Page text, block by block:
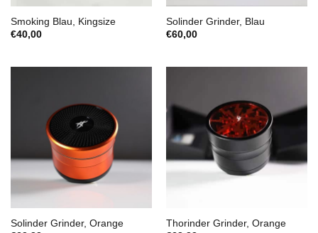
Smoking Blau, Kingsize
€40,00
Solinder Grinder, Blau
€60,00
Solinder Grinder, Orange
Thorinder Grinder, Orange